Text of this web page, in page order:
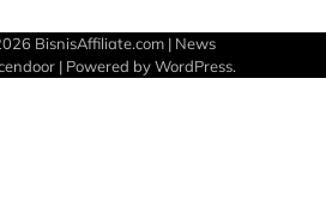
BisnisAffiliate.com| News
| Powered byWordPress.